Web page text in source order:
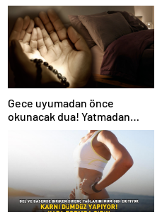
Gece uyumadan önce
okunacak dua! Yatmadan
önce okunacak dualar!
Uyumak için hangi dua?